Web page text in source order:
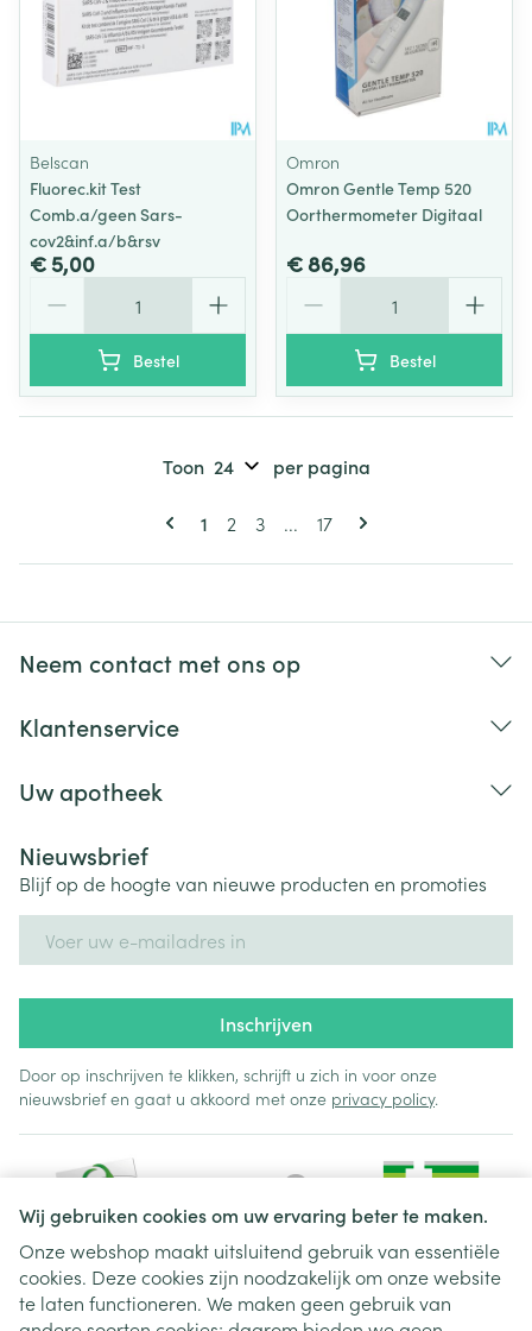
Wij gebruiken cookies om uw ervaring beter te maken.
Onze webshop maakt uitsluitend gebruik van essentiële
cookies. Deze cookies zijn noodzakelijk om onze website
te laten functioneren. We maken geen gebruik van
Belscan
Fluorec.kit Test
Comb.a/geen Sars-
cov2&inf.a/b&rsv
€ 5,00
Bestel
Omron
Omron Gentle Temp 520
Oorthermometer Digitaal
€ 86,96
Bestel
Pagina's
U lees momenteel pagina
1 Pagina
2 Pagina
3 ... Pagina
17
Toon per pagina
Neem contact met ons op
Klantenservice
Uw apotheek
Nieuwsbrief
Blijf op de hoogte van nieuwe producten en promoties
Inschrijven
Door op inschrijven te klikken, schrijft u zich in voor onze
nieuwsbrief en gaat u akkoord met onze privacy policy.
Juridische links